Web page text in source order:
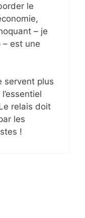
le
– je
– est une
servent plus
relais doit
les
!